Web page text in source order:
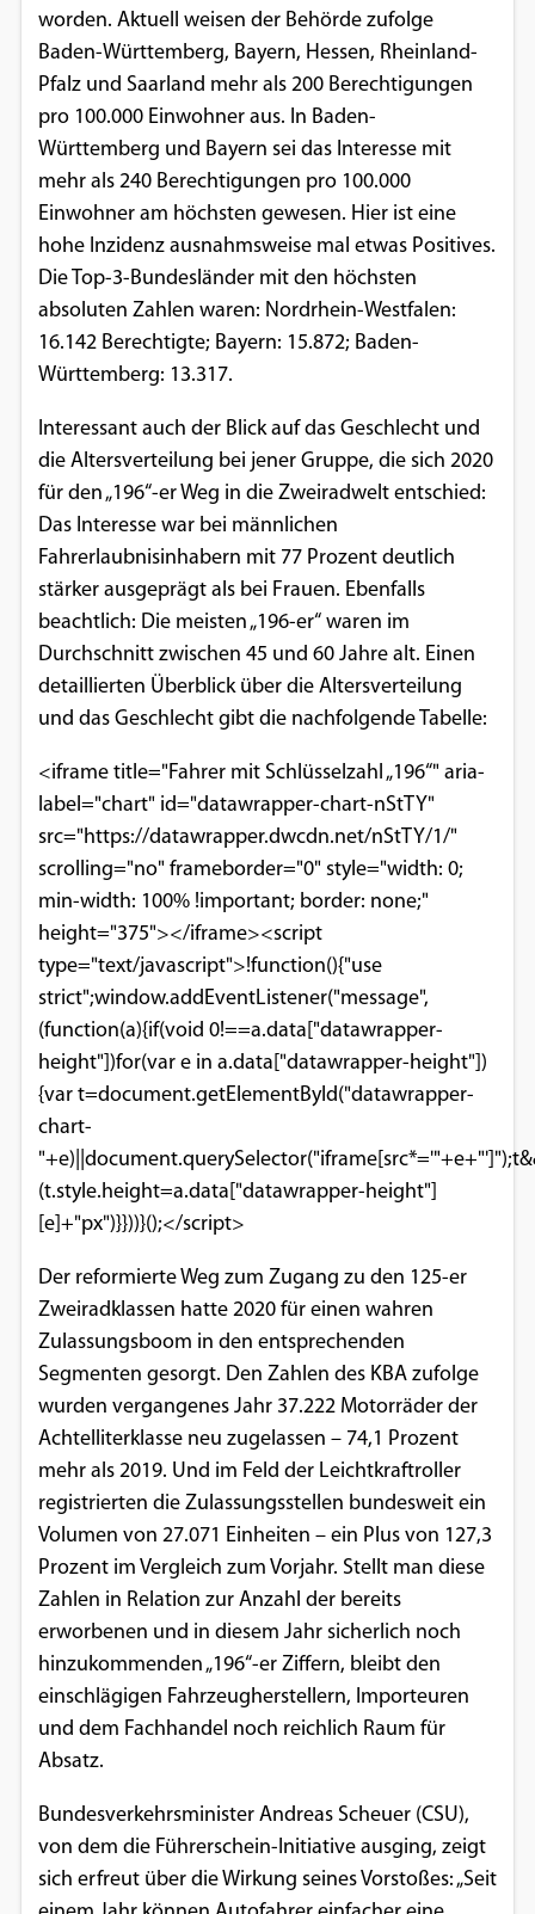
worden. Aktuell weisen der Behörde zufolge
Baden-Württemberg, Bayern, Hessen, Rheinland-
Pfalz und Saarland mehr als 200 Berechtigungen
pro 100.000 Einwohner aus. In Baden-
Württemberg und Bayern sei das Interesse mit
mehr als 240 Berechtigungen pro 100.000
Einwohner am höchsten gewesen. Hier ist eine
hohe Inzidenz ausnahmsweise mal etwas Positives.
Die Top-3-Bundesländer mit den höchsten
absoluten Zahlen waren: Nordrhein-Westfalen:
16.142 Berechtigte; Bayern: 15.872; Baden-
Württemberg: 13.317.
Interessant auch der Blick auf das Geschlecht und
die Altersverteilung bei jener Gruppe, die sich 2020
für den „196“-er Weg in die Zweiradwelt entschied:
Das Interesse war bei männlichen
Fahrerlaubnisinhabern mit 77 Prozent deutlich
stärker ausgeprägt als bei Frauen. Ebenfalls
beachtlich: Die meisten „196-er“ waren im
Durchschnitt zwischen 45 und 60 Jahre alt. Einen
detaillierten Überblick über die Altersverteilung
und das Geschlecht gibt die nachfolgende Tabelle:
<iframe title="Fahrer mit Schlüsselzahl „196“" aria-
label="chart" id="datawrapper-chart-nStTY"
src="https://datawrapper.dwcdn.net/nStTY/1/"
scrolling="no" frameborder="0" style="width: 0;
min-width: 100% !important; border: none;"
height="375"></iframe><script
type="text/javascript">!function(){"use
strict";window.addEventListener("message",
(function(a){if(void 0!==a.data["datawrapper-
height"])for(var e in a.data["datawrapper-height"])
{var t=document.getElementById("datawrapper-
chart-
(t.style.height=a.data["datawrapper-height"]
[e]+"px")}}))}();</script>
Der reformierte Weg zum Zugang zu den 125-er
Zweiradklassen hatte 2020 für einen wahren
Zulassungsboom in den entsprechenden
Segmenten gesorgt. Den Zahlen des KBA zufolge
wurden vergangenes Jahr 37.222 Motorräder der
Achtelliterklasse neu zugelassen – 74,1 Prozent
mehr als 2019. Und im Feld der Leichtkraftroller
registrierten die Zulassungsstellen bundesweit ein
Volumen von 27.071 Einheiten – ein Plus von 127,3
Prozent im Vergleich zum Vorjahr. Stellt man diese
Zahlen in Relation zur Anzahl der bereits
erworbenen und in diesem Jahr sicherlich noch
hinzukommenden „196“-er Ziffern, bleibt den
einschlägigen Fahrzeugherstellern, Importeuren
und dem Fachhandel noch reichlich Raum für
Absatz.
Bundesverkehrsminister Andreas Scheuer (CSU),
von dem die Führerschein-Initiative ausging, zeigt
sich erfreut über die Wirkung seines Vorstoßes: „Seit